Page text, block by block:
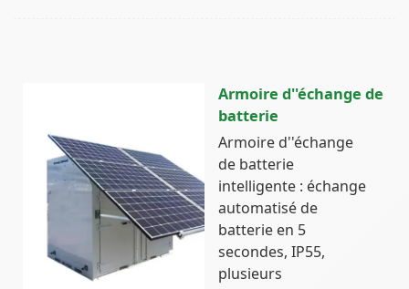
Armoire d''échange de
batterie
Armoire d''échange
de batterie
intelligente : échange
automatisé de
batterie en 5
secondes, IP55,
plusieurs